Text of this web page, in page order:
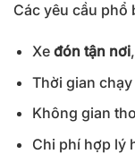
Các yêu cầu phổ
Xe đón tận nơi
Thời gian chạy
Không gian
Chi phí hợp lý